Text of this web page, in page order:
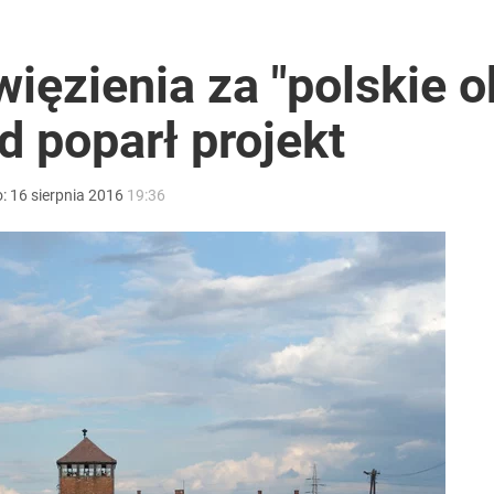
ujawnił powód
Zwrócił się do Czarzastego
go Polacy. Sondaż dla „Wprost”
za "polskie
poparł projekt
16 sierpnia 2016 19:36